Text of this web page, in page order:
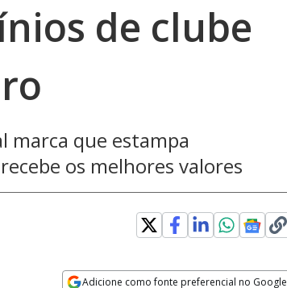
de clube
marca que estampa
os melhores valores
Adicione como fonte preferencial no Google